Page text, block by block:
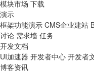
模块市场 下载
演示
框架功能演示 CMS企业建站
讨论 需求墙 任务
开发文档
UI加速器 开发者中心 开发者
博客资讯